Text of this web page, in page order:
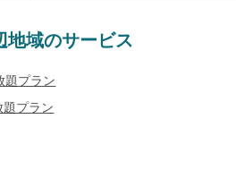
地域のサービス
題プラン
プラン